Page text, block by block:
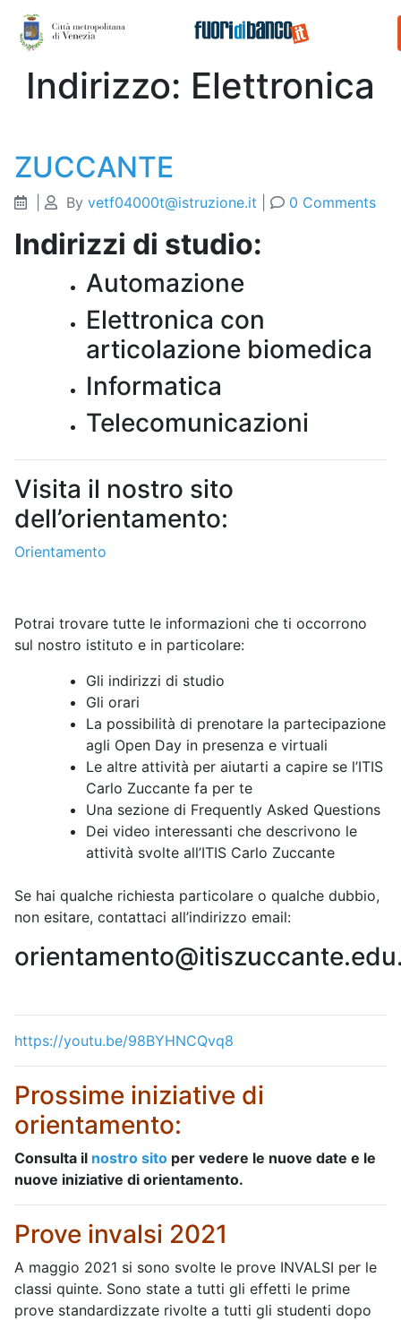
Indirizzo: Elettronica
ZUCCANTE
By vetf04000t@istruzione.it 0 Comments
Indirizzi di studio:
Automazione
Elettronica con
articolazione biomedica
Informatica
Telecomunicazioni
Visita il nostro sito
dell’orientamento:
Orientamento
Potrai trovare tutte le informazioni che ti occorrono
sul nostro istituto e in particolare:
Gli indirizzi di studio
Gli orari
La possibilità di prenotare la partecipazione
agli Open Day in presenza e virtuali
Le altre attività per aiutarti a capire se l’ITIS
Carlo Zuccante fa per te
Una sezione di Frequently Asked Questions
Dei video interessanti che descrivono le
attività svolte all’ITIS Carlo Zuccante
Se hai qualche richiesta particolare o qualche dubbio,
non esitare, contattaci all’indirizzo email:
https://youtu.be/98BYHNCQvq8
Prossime iniziative di
orientamento:
Consulta il nostro sito per vedere le nuove date e le
nuove iniziative di orientamento.
Prove invalsi 2021
A maggio 2021 si sono svolte le prove INVALSI per le
classi quinte. Sono state a tutti gli effetti le prime
prove standardizzate rivolte a tutti gli studenti dopo